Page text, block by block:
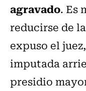
agravado. Es
reducirse de
expuso el
imputada
presidio